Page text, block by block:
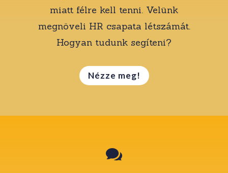
miatt félre kell tenni. Velünk
megnöveli HR csapata létszámát.
Hogyan tudunk segíteni?
Nézze meg!
